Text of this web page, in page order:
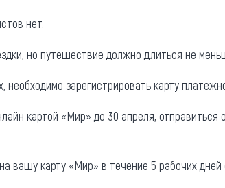
нет.
но путешествие должно длиться не
необходимо зарегистрировать карту
картой «Мир» до 30 апреля,
вашу карту «Мир» в течение 5 рабочих дней